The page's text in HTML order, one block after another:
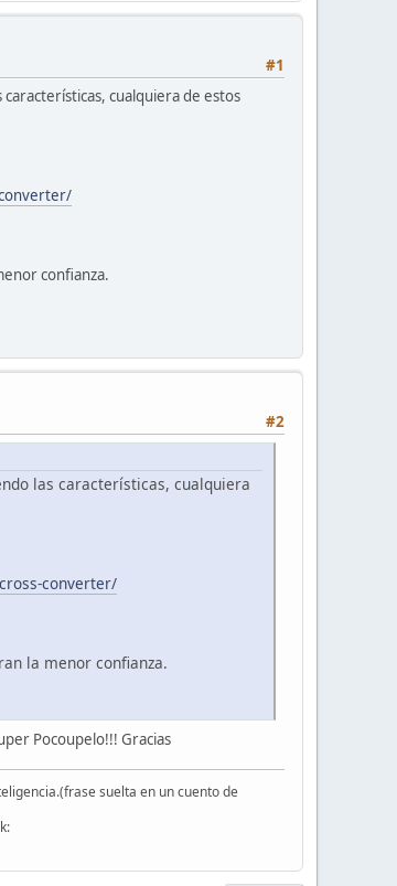
#1
cualquiera de estos
confianza.
#2
las características, cualquiera
converter/
la menor confianza.
Pocoupelo!!! Gracias
suelta en un cuento de